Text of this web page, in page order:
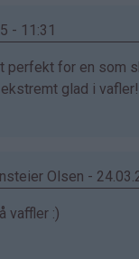
- 11:31
perfekt for en som
glad i
Olsen -
vaffler :)